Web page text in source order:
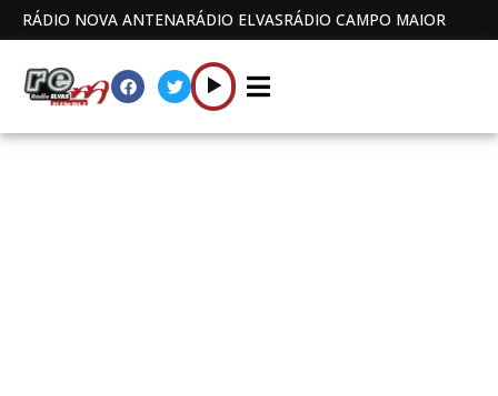
RÁDIO NOVA ANTENARÁDIO ELVASRÁDIO CAMPO MAIOR